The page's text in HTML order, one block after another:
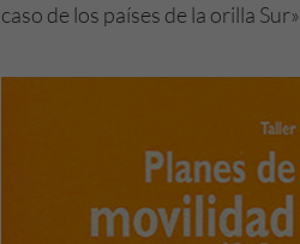
caso de los países de la orilla Sur»